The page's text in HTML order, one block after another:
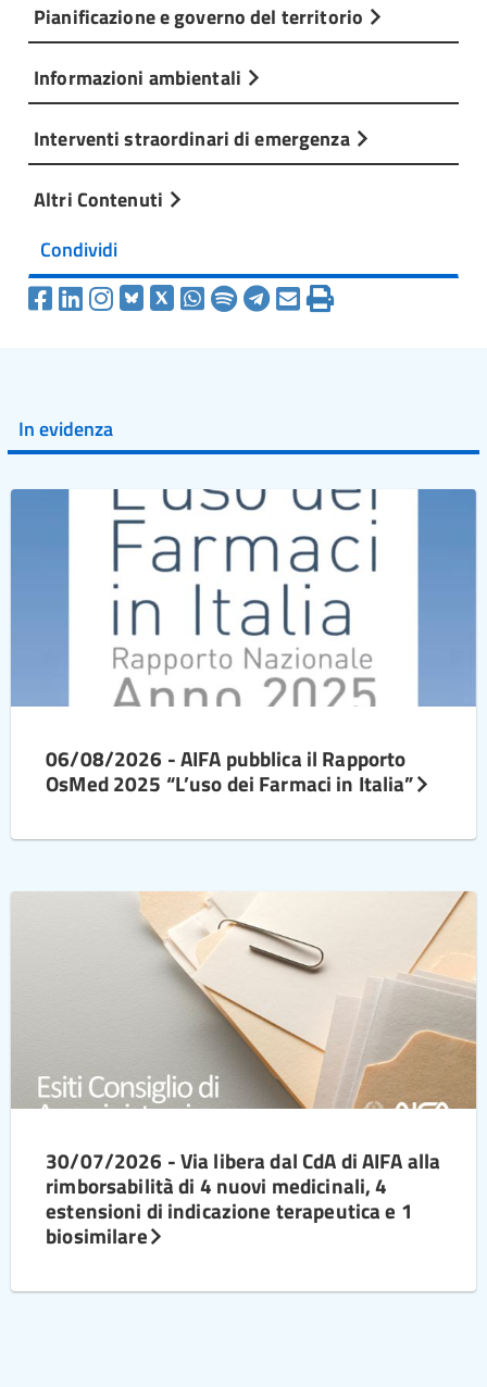
Pianificazione e governo del territorio
Informazioni ambientali
Interventi straordinari di emergenza
Altri Contenuti
Condividi
In evidenza
06/08/2026 - AIFA pubblica il Rapporto
OsMed 2025 “L’uso dei Farmaci in Italia”
30/07/2026 - Via libera dal CdA di AIFA alla
rimborsabilità di 4 nuovi medicinali, 4
estensioni di indicazione terapeutica e 1
biosimilare